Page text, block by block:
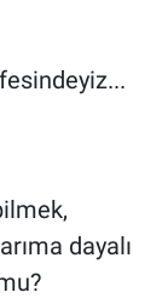
dayalı